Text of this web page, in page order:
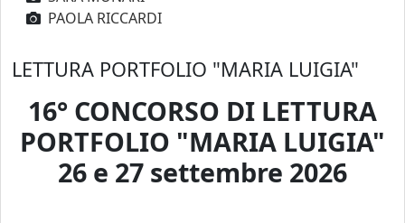
PAOLA RICCARDI
LETTURA PORTFOLIO "MARIA LUIGIA"
16° CONCORSO DI LETTURA
PORTFOLIO "MARIA LUIGIA"
26 e 27 settembre 2026